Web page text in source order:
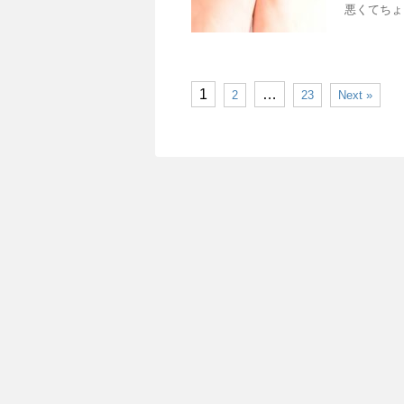
悪くてち
1 2 … 23 Next »